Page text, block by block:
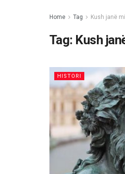
Home Tag Kush janë
Tag: Kush
HISTORI